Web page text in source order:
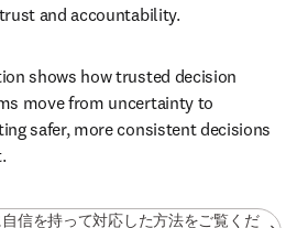
and accountability.
shows how trusted decision
move from uncertainty to
safer, more consistent decisions
信を持って対応した方法をご覧くだ